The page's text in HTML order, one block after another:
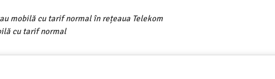
mobilă cu tarif normal în rețeaua Telekom
cu tarif normal